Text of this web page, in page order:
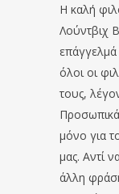
Η καλή
Λούντβιχ
επάγγελμά
όλοι οι
τους,
Προσωπικά
μόνο για
μας. Αντί
άλλη